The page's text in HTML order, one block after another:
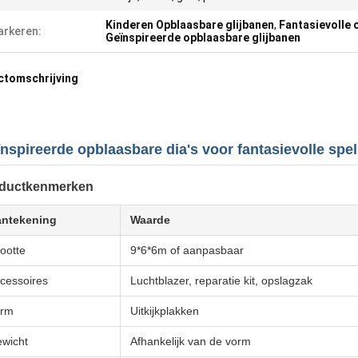
Kinderen Opblaasbare glijbanen, Fantasievolle
Geïnspireerde opblaasbare glijbanen
opblaasbare dia's voor fantasievolle
Waarde
9*6*6m of aanpasbaar
Luchtblazer, reparatie kit, opslagzak
Uitkijkplakken
Afhankelijk van de vorm